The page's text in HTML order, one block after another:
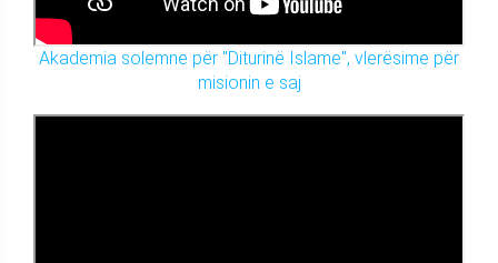
Akademia solemne për "Diturinë Islame", vlerësime për
misionin e saj